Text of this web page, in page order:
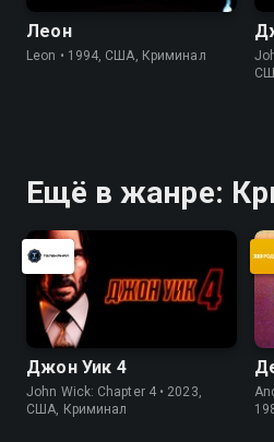
Леон
Leon • 1994, США, Криминал
Ещё в жанре:
Джон Уик 4
John Wick: Chapter 4 • 2023,
США, Криминал